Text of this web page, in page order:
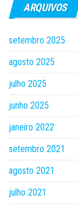
ARQUIVOS
setembro 2025
agosto 2025
julho 2025
junho 2025
janeiro 2022
setembro 2021
agosto 2021
julho 2021